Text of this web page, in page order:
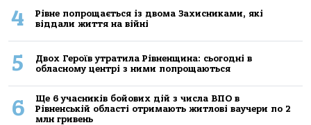
4
Рівне попрощається із двома Захисниками, які
віддали життя на війні
5
Двох Героїв утратила Рівненщина: сьогодні в
обласному центрі з ними попрощаються
6
Ще 6 учасників бойових дій з числа ВПО в
Рівненській області отримають житлові ваучери по 2
млн гривень